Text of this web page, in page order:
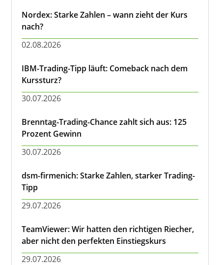
Nordex: Starke Zahlen – wann zieht der Kurs
nach?
02.08.2026
IBM-Trading-Tipp läuft: Comeback nach dem
Kurssturz?
30.07.2026
Brenntag-Trading-Chance zahlt sich aus: 125
Prozent Gewinn
30.07.2026
dsm-firmenich: Starke Zahlen, starker Trading-
Tipp
29.07.2026
TeamViewer: Wir hatten den richtigen Riecher,
aber nicht den perfekten Einstiegskurs
29.07.2026